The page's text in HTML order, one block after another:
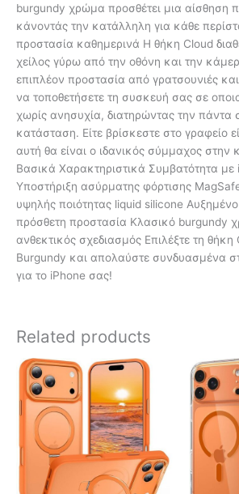
burgundy χρώμα προσθέτει μια αίσθηση
κάνοντάς την κατάλληλη για κάθε
προστασία καθημερινά Η θήκη Cloud
χείλος γύρω από την οθόνη και την
επιπλέον προστασία από γρατσουνιές
να τοποθετήσετε τη συσκευή σας σε
χωρίς ανησυχία, διατηρώντας την πάντα
κατάσταση. Είτε βρίσκεστε στο γραφείο
αυτή θα είναι ο ιδανικός σύμμαχος στην
Βασικά Χαρακτηριστικά Συμβατότητα με
Υποστήριξη ασύρματης φόρτισης
υψηλής ποιότητας liquid silicone Αυξημένο
πρόσθετη προστασία Κλασικό burgundy
ανθεκτικός σχεδιασμός Επιλέξτε τη
Burgundy και απολαύστε συνδυασμένα
για το iPhone σας!
Related products